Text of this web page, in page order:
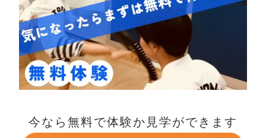
今なら無料で体験か見学ができます